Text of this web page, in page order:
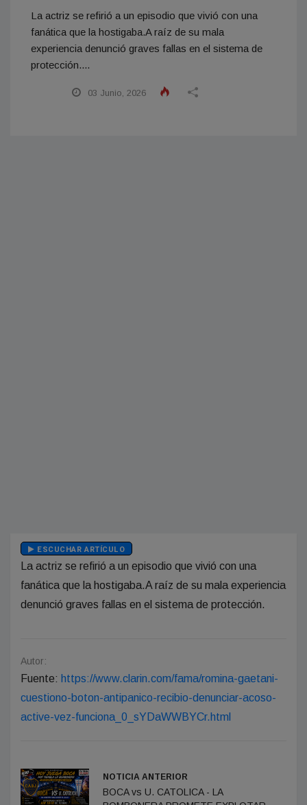
La actriz se refirió a un episodio que vivió con una
fanática que la hostigaba.A raíz de su mala
experiencia denunció graves fallas en el sistema de
protección....
03 Junio, 2026
ESCUCHAR ARTÍCULO
La actriz se refirió a un episodio que vivió con una
fanática que la hostigaba.A raíz de su mala experiencia
denunció graves fallas en el sistema de protección.
Autor:
Fuente: https://www.clarin.com/fama/romina-gaetani-
cuestiono-boton-antipanico-recibio-denunciar-acoso-
active-vez-funciona_0_sYDaWWBYCr.html
NOTICIA ANTERIOR
BOCA vs U. CATOLICA - LA